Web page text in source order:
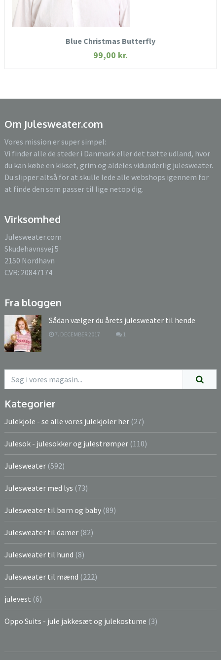
KØB NU
Blue Christmas Butterfly
99,00 kr.
Om Julesweater.com
Vores mission er super simpel:
Vi finder alle de steder i Danmark eller det tætte udland, hvor
du kan købe en kikset, grim og aldeles vidunderlig julesweater.
Du slipper altså for at skulle lede alle webshops igennem for
at finde den som passer til lige netop dig.
Virksomhed
Julesweater.com
Skudehavnsvej 5
2150 Nordhavn
CVR: 20847174
Fra bloggen
Sådan vælger du årets julesweater til hende
7. DECEMBER 2017 1
Kategorier
Julekjole - se alle vores julekjoler her (27)
Julesok - julesokker og julestrømper (110)
Julesweater (592)
Julesweater med lys (73)
Julesweater til børn og baby (89)
Julesweater til damer (82)
Julesweater til hund (8)
Julesweater til mænd (222)
julevest (6)
Oppo Suits - jule jakkesæt og julekostume (3)